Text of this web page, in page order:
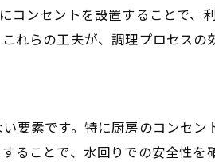
めの配置アイディア
配線計画
テップとしてのコンセント計画
置の改善ポイント
ビジネスへの直接的な影響
ンセントを設置することで、
らの工夫が、調理プロセスの
要素です。特に厨房のコンセ
ることで、水回りでの安全性